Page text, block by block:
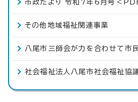
市政だより 令和7年6月号＜
その他地域福祉関連事業
八尾市三師会が力を合わせて市
社会福祉法人八尾市社会福祉協